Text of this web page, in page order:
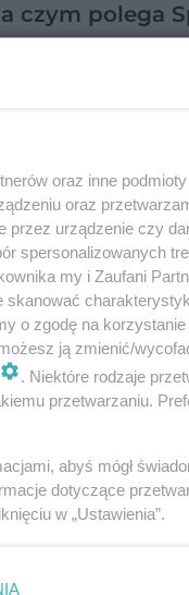
czym polega
dla cery. Co
- właściwości
oraz inne
oraz
przez urządzenie czy
spersonalizowanych
my i Zaufani
o zgodę na
ją zmienić/
. Niektóre rodzaje
przetwarzaniu.
abyś mógł
dotyczące
w „Ustawienia”.